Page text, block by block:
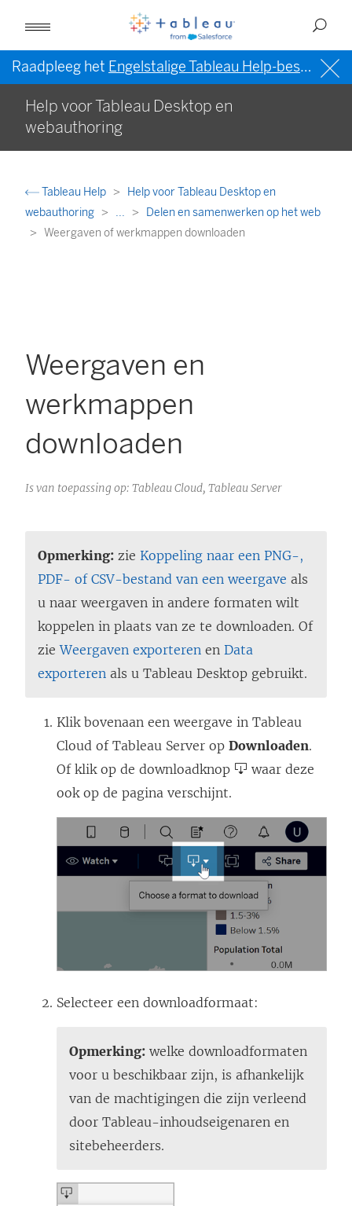
Raadpleeg het Engelstalige Tableau Help-bestand (VS)
Help voor Tableau Desktop en
webauthoring
Tableau Help
Help voor Tableau Desktop en
webauthoring
...
Delen en samenwerken op het web
Weergaven of werkmappen downloaden
Weergaven en
werkmappen
downloaden
Is van toepassing op: Tableau Cloud, Tableau Server
Opmerking: zie Koppeling naar een PNG-,
PDF- of CSV-bestand van een weergave als
u naar weergaven in andere formaten wilt
koppelen in plaats van ze te downloaden. Of
zieWeergaven exporteren en Data
exporteren als u Tableau Desktop gebruikt.
Klik bovenaan een weergave in Tableau
Cloud of Tableau Server op Downloaden.
Of klik op de downloadknop
waar deze
ook op de pagina verschijnt.
Selecteer een downloadformaat:
Opmerking: welke downloadformaten
voor u beschikbaar zijn, is afhankelijk
van de machtigingen die zijn verleend
door Tableau-inhoudseigenaren en
sitebeheerders.